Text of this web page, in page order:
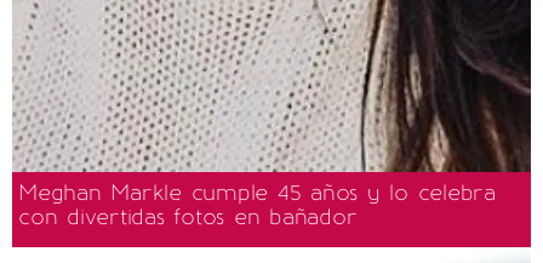
Meghan Markle cumple 45 años y lo celebra
con divertidas fotos en bañador